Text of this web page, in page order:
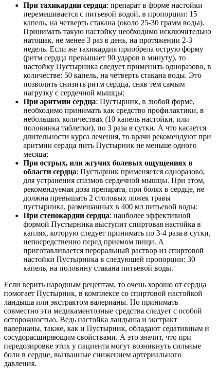
При тахикардии сердца: препарат в форме настойки
перемешивается с питьевой водой, в пропорции: 15
капель, на четверть стакана (около 25-30 грамм воды).
Принимать такую настойку необходимо исключительно
натощак, не менее 3 раз в день, на протяжении 2-3
недель. Если же тахикардия приобрела острую форму
(ритм сердца превышает 90 ударов в минуту), то
настойку Пустырника следует применить одноразово, в
количестве: 50 капель, на четверть стакана воды. Это
позволить снизить ритм сердца, сняв тем самым
нагрузку с сердечной мышцы;
При аритмии сердца: Пустырник, в любой форме,
необходимо принимать как средство профилактики, в
небольших количествах (10 капель настойки, или
половинка таблетки), по 3 раза в сутки. А что касается
длительности курса лечения, то врачи рекомендуют при
аритмии сердца пить Пустырник не меньше одного
месяца;
При острых, или жгучих болевых ощущениях в
области сердца: Пустырник применяется одноразово,
для устранения спазмов сердечной мышцы. При этом,
рекомендуемая доза препарата, при болях в сердце, не
должна превышать 2 столовых ложек травы
пустырника, размешанных в 400 мл питьевой воды;
При стенокардии сердца: наиболее эффективной
формой Пустырника выступит спиртовая настойка в
каплях, которую следует принимать по 3-4 раза в сутки,
непосредственно перед приемом пищи. А
приготавливается пероральный раствор из спиртовой
настойки Пустырника в следующей пропорции: 30
капель, на половину стакана питьевой воды.
Если верить народным рецептам, то очень хорошо от сердца
помогает Пустырник, в комплексе со спиртовой настойкой
ландыша или экстрактом валерианы. Но принимать
совместно эти медикаментозные средства следует с особой
осторожностью. Ведь настойка ландыша и экстракт
валерианы, также, как и Пустырник, обладают седативным и
сосудорасширяющим свойствами. А это значит, что при
передозировке этих у пациента могут возникнуть сильные
боли в сердце, вызванные снижением артериального
давления.